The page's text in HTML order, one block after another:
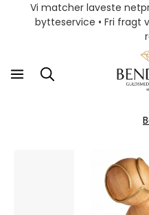
Vi matcher laveste
bytteservice • Fri fragt